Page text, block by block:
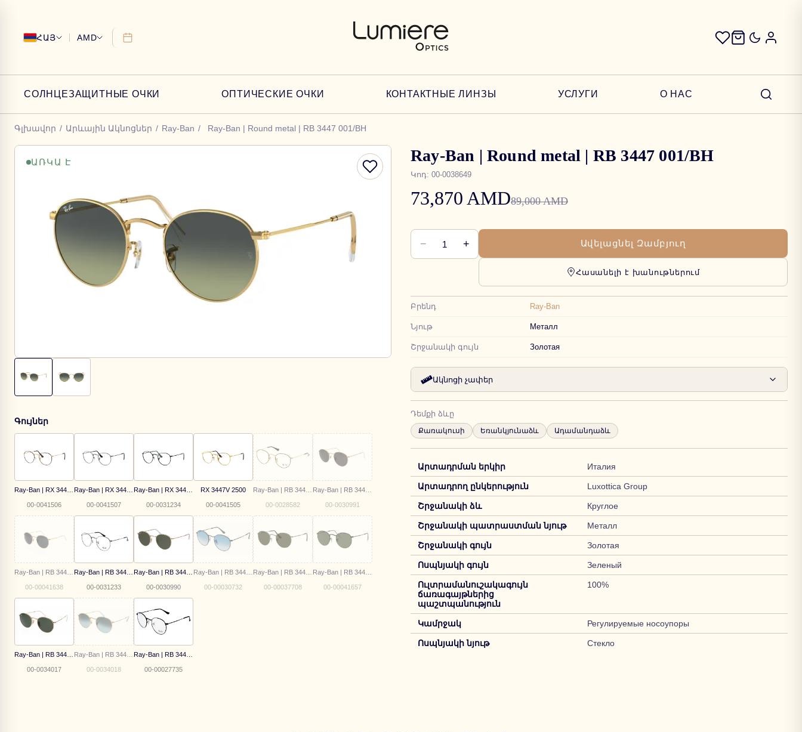
ՀԱՅ AMD
СОЛНЦЕЗАЩИТНЫЕ ОЧКИ ОПТИЧЕСКИЕ ОЧКИ КОНТАКТНЫЕ ЛИНЗЫ УСЛУГИ О НАС
Գլխավոր / Արևային Ակնոցներ / Ray-Ban / Ray-Ban | Round metal | RB 3447 001/BH
ԱՌԿԱ Է
Գույներ
00-0041506 00-0041507 00-0031234
RX 3447V 2500
00-0041505 00-0028582 00-0030991
00-00041638 00-0031233 00-0030990 00-00030732 00-00037708 00-00041657
00-0034017 00-0034018 00-00027735
Ray-Ban | Round metal | RB 3447 001/BH
Կոդ: 00-0038649
73,870 AMD89,000 AMD
− 1 + Ավելացնել Զամբյուղ
Հասանելի է խանութներում
Բրենդ Ray-Ban
Նյութ Металл
Շրջանակի գույն Золотая
Ակնոցի չափեր
Դեմքի ձևը
Քառակուսի Եռանկյունաձև Ադամանդաձև
Արտադրման երկիր Италия
Արտադրող ընկերություն Luxottica Group
Շրջանակի ձև Круглое
Շրջանակի պատրաստման նյութ Металл
Շրջանակի գույն Золотая
Ոսպնյակի գույն Зеленый
Ուլտրամանուշակագույն
ճառագայթներից
պաշտպանություն
100%
Կամրջակ Регулируемые носоупоры
Ոսպնյակի նյութ Стекло